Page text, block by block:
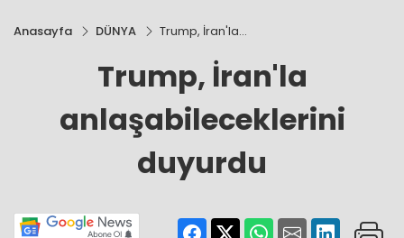
Anasayfa DÜNYA
Trump, İran'la
duyurdu
Trump, İran'la
anlaşabileceklerini
duyurdu